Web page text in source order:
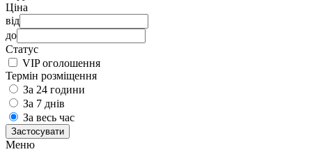
Ціна
від
до
Статус
VIP оголошення
Термін розміщення
За 24 години
За 7 днів
За весь час
Застосувати
Меню